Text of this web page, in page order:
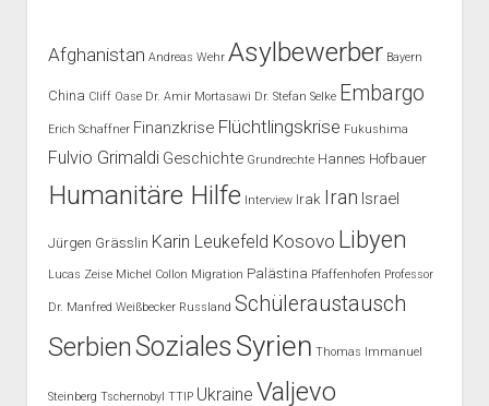
Afghanistan Andreas Wehr Asylbewerber Bayern
China Cliff Oase Dr. Amir Mortasawi Dr. Stefan Selke Embargo
Erich Schaffner Finanzkrise Flüchtlingskrise Fukushima
Fulvio Grimaldi Geschichte Grundrechte Hannes Hofbauer
Humanitäre Hilfe Interview Irak Iran Israel
Jürgen Grässlin Karin Leukefeld Kosovo Libyen
Lucas Zeise Michel Collon Migration Palästina Pfaffenhofen Professor
Dr. Manfred Weißbecker Russland Schüleraustausch
SerbienSoziales Syrien Thomas Immanuel
Steinberg Tschernobyl TTIP Ukraine Valjevo